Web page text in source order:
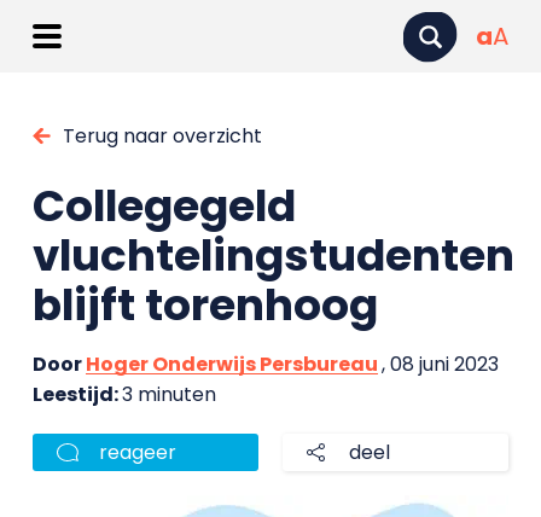
aA
Terug naar overzicht
Collegegeld
vluchtelingstudenten
blijft torenhoog
DoorHoger Onderwijs Persbureau, 08 juni 2023
Leestijd:3 minuten
reageer deel